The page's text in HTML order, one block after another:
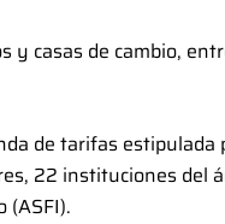
y casas de cambio,
de tarifas
22 instituciones
(ASFI).